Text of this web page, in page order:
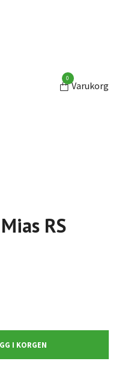
0
Varukorg
RS
I KORGEN